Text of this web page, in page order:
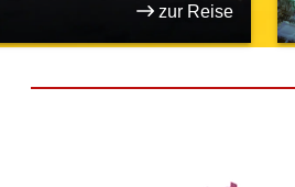
zur Reise